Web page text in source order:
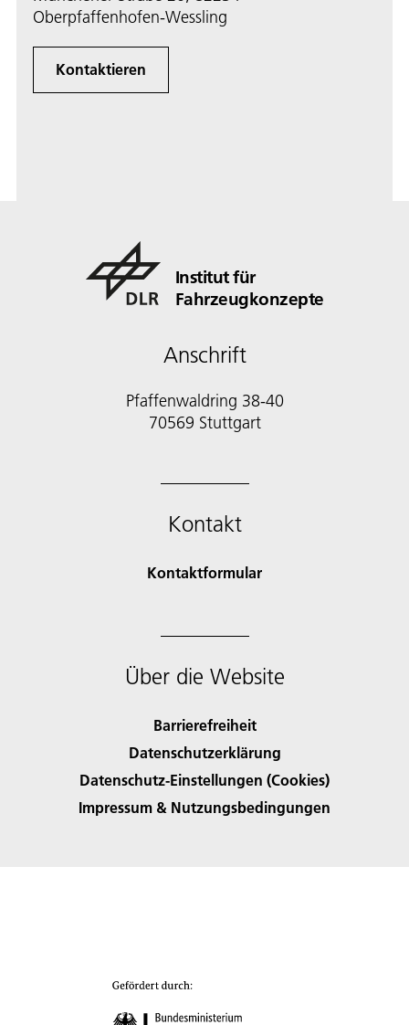
Oberpfaffenhofen-Wessling
Kontaktieren
Institut für
Fahrzeugkonzepte
Anschrift
Pfaffenwaldring 38-40
70569 Stuttgart
Kontakt
Kontaktformular
Über die Website
Barrierefreiheit
Datenschutzerklärung
Datenschutz-Einstellungen (Cookies)
Impressum & Nutzungsbedingungen